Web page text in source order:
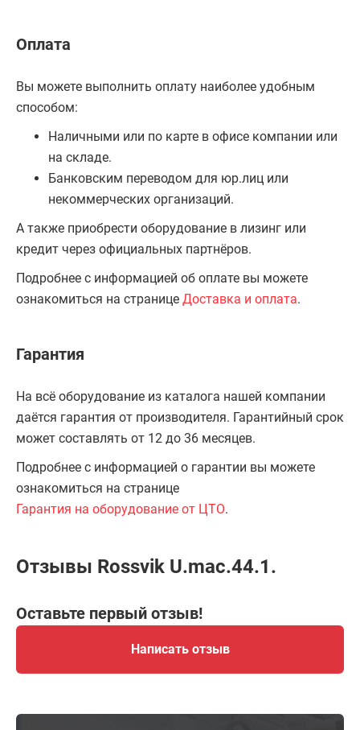
Оплата
Вы можете выполнить оплату наиболее удобным
способом:
Наличными или по карте в офисе компании или
на складе.
Банковским переводом для юр.лиц или
некоммерческих организаций.
А также приобрести оборудование в лизинг или
кредит через официальных партнёров.
Подробнее с информацией об оплате вы можете
ознакомиться на странице Доставка и оплата.
Гарантия
На всё оборудование из каталога нашей компании
даётся гарантия от производителя. Гарантийный срок
может составлять от 12 до 36 месяцев.
Подробнее с информацией о гарантии вы можете
ознакомиться на странице
Гарантия на оборудование от ЦТО.
Отзывы Rossvik U.mac.44.1.
Оставьте первый отзыв!
Написать отзыв